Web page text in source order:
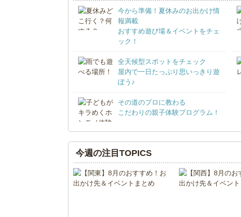
今から準備！夏休みのお出かけ情
報満載
おすすめ遊び場＆イベントをチェ
ック！
全天候型スポットをチェック
屋内で一日たっぷり思いっきり遊
ぼう♪
その道のプロに教わる
こだわりの親子体験プログラム！
今週の注目TOPICS